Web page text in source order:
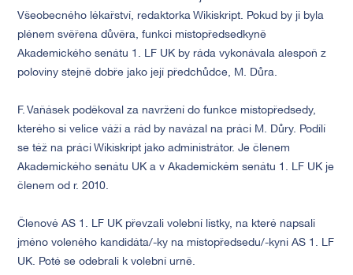
Všeobecného lékařství, redaktorka Wikiskript. Pokud by ji byla
plénem svěřena důvěra, funkci místopředsedkyně
Akademického senátu 1. LF UK by ráda vykonávala alespoň z
poloviny stejně dobře jako její předchůdce, M. Důra.
F. Vaňásek poděkoval za navržení do funkce místopředsedy,
kterého si velice váží a rád by navázal na práci M. Důry. Podílí
se též na práci Wikiskript jako administrátor. Je členem
Akademického senátu UK a v Akademickém senátu 1. LF UK je
členem od r. 2010.
Členové AS 1. LF UK převzali volební lístky, na které napsali
jméno voleného kandidáta/-ky na místopředsedu/-kyni AS 1. LF
UK. Poté se odebrali k volební urně.